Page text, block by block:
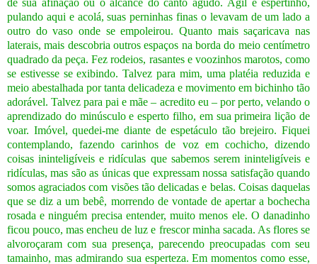
pulando aqui e acolá, suas perninhas finas o levavam de um lado a
outro do vaso onde se empoleirou. Quanto mais saçaricava nas
laterais, mais descobria outros espaços na borda do meio centímetro
quadrado da peça. Fez rodeios, rasantes e voozinhos marotos, como
se estivesse se exibindo. Talvez para mim, uma platéia reduzida e
meio abestalhada por tanta delicadeza e movimento em bichinho tão
adorável. Talvez para pai e mãe – acredito eu – por perto, velando o
aprendizado do minúsculo e esperto filho, em sua primeira lição de
voar. Imóvel, quedei-me diante de espetáculo tão brejeiro. Fiquei
contemplando, fazendo carinhos de voz em cochicho, dizendo
coisas ininteligíveis e ridículas que sabemos serem ininteligíveis e
ridículas, mas são as únicas que expressam nossa satisfação quando
somos agraciados com visões tão delicadas e belas. Coisas daquelas
que se diz a um bebê, morrendo de vontade de apertar a bochecha
rosada e ninguém precisa entender, muito menos ele. O danadinho
ficou pouco, mas encheu de luz e frescor minha sacada. As flores se
alvoroçaram com sua presença, parecendo preocupadas com seu
tamainho, mas admirando sua esperteza.Em momentos como esse,